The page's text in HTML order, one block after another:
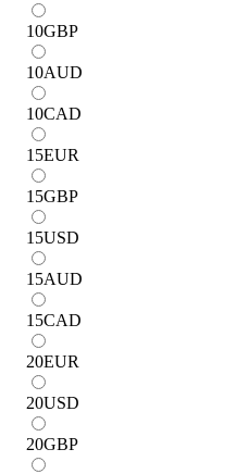
10GBP
10AUD
10CAD
15EUR
15GBP
15USD
15AUD
15CAD
20EUR
20USD
20GBP